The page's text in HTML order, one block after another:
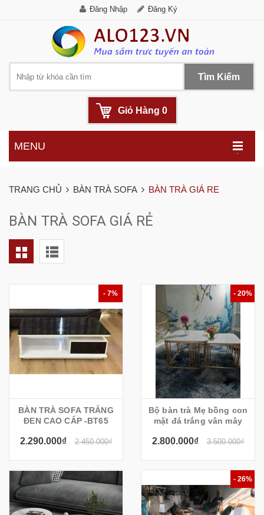
Đăng Nhập Đăng Ký
Tìm Kiếm
Giỏ Hàng 0
.
MENU
TRANG CHỦ BÀN TRÀ SOFA BÀN TRÀ GIÁ RE
BÀN TRÀ SOFA GIÁ RẺ
- 7%
BÀN TRÀ SOFA TRẮNG
ĐEN CAO CẤP -BT65
2.290.000₫ 2.450.000₫
- 20%
Bộ bàn trà Mẹ bồng con
mặt đá trắng vân mây
2.800.000₫ 3.500.000₫
- 26%